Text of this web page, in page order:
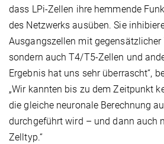
dass LPi-Zellen ihre hemmende
des Netzwerks ausüben. Sie
Ausgangszellen mit
sondern auch T4/T5-Zellen und
Ergebnis hat uns sehr überrascht“,
„Wir kannten bis zu dem Zeitpunkt
die gleiche neuronale Berechnung
durchgeführt wird – und dann auch
Zelltyp.“